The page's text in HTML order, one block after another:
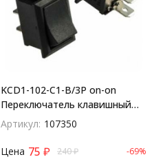
KCD1-102-C1-B/3P on-on
Переключатель клавишный
(рокерный)
Артикул: 107350
Цена 75 ₽ 240₽ -69%